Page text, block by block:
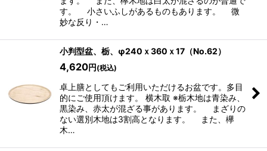
す。 小さいふしがあるものもあります。 微
妙な反り・…
小判型盆、栃、φ240ｘ360ｘ17（No.62）
4,620円(税込)
卓上膳としてもご利用いただけるお盆です。多目
的にご使用頂けます。 横木取 ※栃木地は青染み、
黒染み、赤太が混ざる事があります。 まざりの
ない選別木地は3割高となります。 また、欅
木…